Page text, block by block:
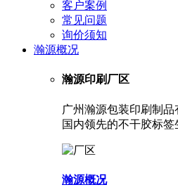
客户案例
常见问题
询价须知
瀚源概况
瀚源印刷厂区
广州瀚源包装印刷制
国内领先的不干胶标签
瀚源概况